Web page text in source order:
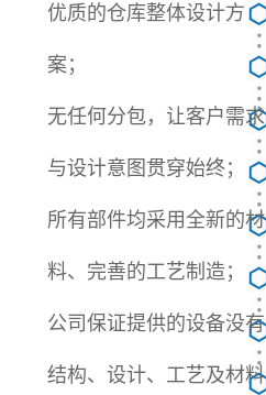
优质的仓库整体设计方
案；
无任何分包，让客户需求
与设计意图贯穿始终；
所有部件均采用全新的材
料、完善的工艺制造；
公司保证提供的设备没有
结构、设计、工艺及材料